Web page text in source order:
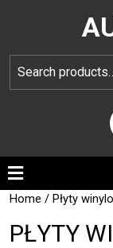
Home / Płyty
PŁYTY